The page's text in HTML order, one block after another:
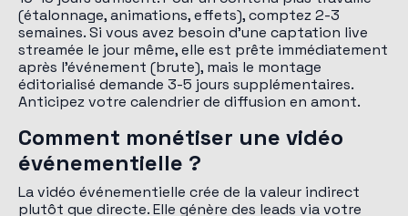
(étalonnage, animations, effets), comptez 2-3
semaines. Si vous avez besoin d'une captation live
streamée le jour même, elle est prête immédiatement
après l'événement (brute), mais le montage
éditorialisé demande 3-5 jours supplémentaires.
Anticipez votre calendrier de diffusion en amont.
Comment monétiser une vidéo
événementielle ?
La vidéo événementielle crée de la valeur indirect
plutôt que directe. Elle génère des leads via votre